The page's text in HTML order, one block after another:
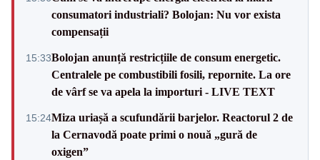
consumatori industriali? Bolojan: Nu vor exista
compensații
15:33Bolojan anunță restricțiile de consum energetic.
Centralele pe combustibili fosili, repornite. La ore
de vârf se va apela la importuri - LIVE TEXT
15:24Miza uriașă a scufundării barjelor. Reactorul 2 de
la Cernavodă poate primi o nouă „gură de
oxigen”